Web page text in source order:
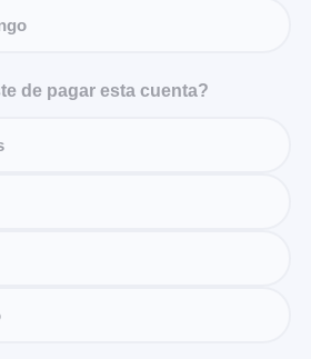
de pagar esta cuenta?